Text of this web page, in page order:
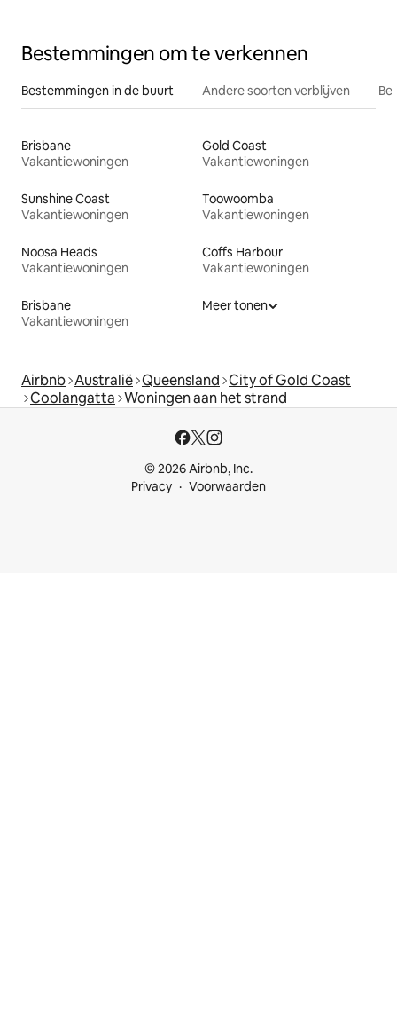
Bestemmingen om te verkennen
Bestemmingen in de buurt Andere soorten verblijven
Brisbane
Vakantiewoningen
Gold Coast
Vakantiewoningen
Sunshine Coast
Vakantiewoningen
Toowoomba
Vakantiewoningen
Noosa Heads
Vakantiewoningen
Coffs Harbour
Vakantiewoningen
Brisbane
Vakantiewoningen
Meer tonen
Airbnb Australië Queensland City of Gold Coast
Coolangatta Woningen aan het strand
© 2026 Airbnb, Inc.
Privacy
Voorwaarden